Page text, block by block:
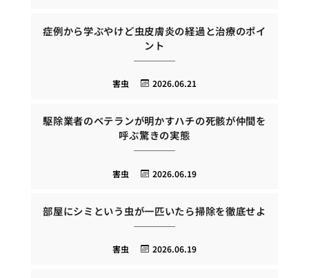
症例から学ぶやけど虫皮膚炎の経過と治療のポイ
ント
2026.06.21
害虫
駆除業者のベテランが明かすハチの死骸が仲間を
呼ぶ驚きの実態
2026.06.19
害虫
部屋にシミという虫が一匹いたら掃除を徹底せよ
2026.06.19
害虫